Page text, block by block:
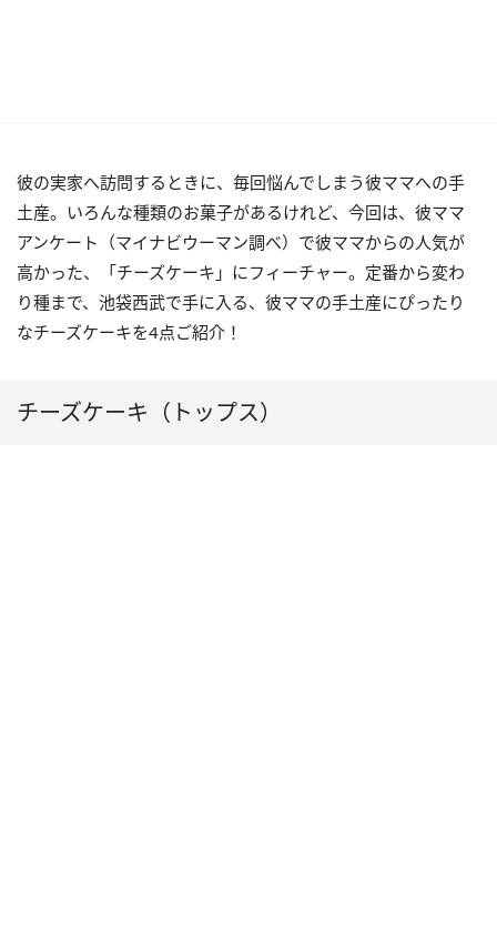
彼の実家へ訪問するときに、毎回悩んでしまう彼ママへの手
土産。いろんな種類のお菓子があるけれど、今回は、彼ママ
アンケート（マイナビウーマン調べ）で彼ママからの人気が
高かった、「チーズケーキ」にフィーチャー。定番から変わ
り種まで、池袋西武で手に入る、彼ママの手土産にぴったり
なチーズケーキを4点ご紹介！
チーズケーキ（トップス）